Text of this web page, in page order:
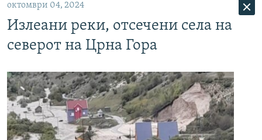
главната
навигација
Премини
на
пребарување
ВИЗУЕЛНО
ШТО ТРЕБА ДА ЗНАЕТЕ
ПРИЈАВИ СЕ ЗА ЊУЗЛЕТЕР
ПОДКАСТ ЗОШТО?
СЛЕДЕТЕ НЕ
октомври 04, 2024
Излеани реки, отсечени села на
северот на Црна Гора